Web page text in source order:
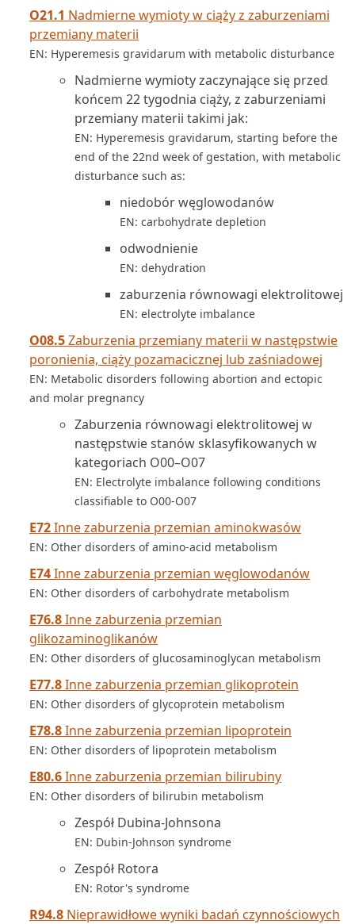
O21.1 Nadmierne wymioty w ciąży z zaburzeniami
przemiany materii
EN: Hyperemesis gravidarum with metabolic disturbance
Nadmierne wymioty zaczynające się przed
końcem 22 tygodnia ciąży, z zaburzeniami
przemiany materii takimi jak:
EN: Hyperemesis gravidarum, starting before the
end of the 22nd week of gestation, with metabolic
disturbance such as:
niedobór węglowodanów
EN: carbohydrate depletion
odwodnienie
EN: dehydration
zaburzenia równowagi elektrolitowej
EN: electrolyte imbalance
O08.5Zaburzenia przemiany materii w następstwie
poronienia, ciąży pozamacicznej lub zaśniadowej
EN: Metabolic disorders following abortion and ectopic
and molar pregnancy
Zaburzenia równowagi elektrolitowej w
następstwie stanów sklasyfikowanych w
kategoriach O00–O07
EN: Electrolyte imbalance following conditions
classifiable to O00-O07
E72Inne zaburzenia przemian aminokwasów
EN: Other disorders of amino-acid metabolism
E74Inne zaburzenia przemian węglowodanów
EN: Other disorders of carbohydrate metabolism
E76.8Inne zaburzenia przemian
glikozaminoglikanów
EN: Other disorders of glucosaminoglycan metabolism
E77.8Inne zaburzenia przemian glikoprotein
EN: Other disorders of glycoprotein metabolism
E78.8Inne zaburzenia przemian lipoprotein
EN: Other disorders of lipoprotein metabolism
E80.6Inne zaburzenia przemian bilirubiny
EN: Other disorders of bilirubin metabolism
Zespół Dubina-Johnsona
EN: Dubin-Johnson syndrome
Zespół Rotora
EN: Rotor's syndrome
R94.8 Nieprawidłowe wyniki badań czynnościowych